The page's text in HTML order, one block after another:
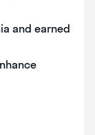
and earned